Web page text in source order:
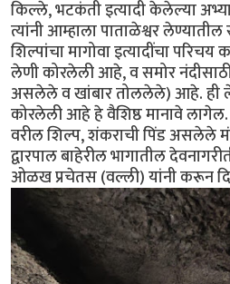
किल्ले, भटकंती इत्यादी केलेल्या
त्यांनी आम्हाला पाताळेश्वर
शिल्पांचा मागोवा इत्यादींचा
लेणी कोरलेली आहे, व समोर
असलेले व खांबार तोललेले) आहे. ही
कोरलेली आहे हे वैशिष्ठ मानावे
वरील शिल्प, शंकराची पिंड असलेले
द्वारपाल बाहेरील भागातील
ओळख प्रचेतस (वल्ली) यांनी करून